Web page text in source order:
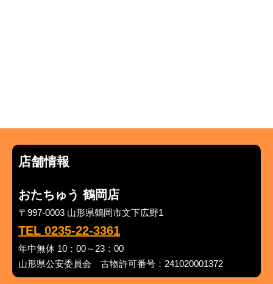
店舗情報
おたちゅう 鶴岡店
〒997-0003 山形県鶴岡市文下広野1
TEL 0235-22-3361
年中無休 10：00～23：00
山形県公安委員会 古物許可番号：241020001372